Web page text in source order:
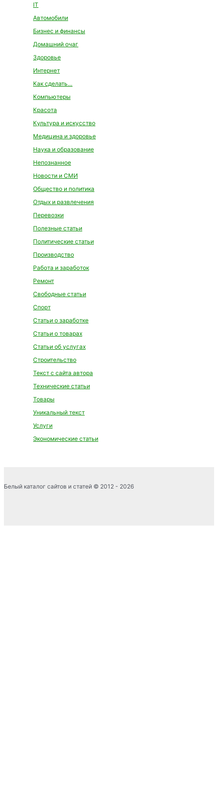
IT
Автомобили
Бизнес и финансы
Домашний очаг
Здоровье
Интернет
Как сделать…
Компьютеры
Красота
Культура и искусство
Медицина и здоровье
Наука и образование
Непознанное
Новости и СМИ
Общество и политика
Отдых и развлечения
Перевозки
Полезные статьи
Политические статьи
Производство
Работа и заработок
Ремонт
Свободные статьи
Спорт
Статьи о заработке
Статьи о товарах
Статьи об услугах
Строительство
Текст с сайта автора
Технические статьи
Товары
Уникальный текст
Услуги
Экономические статьи
Белый каталог сайтов и статей © 2012 - 2026